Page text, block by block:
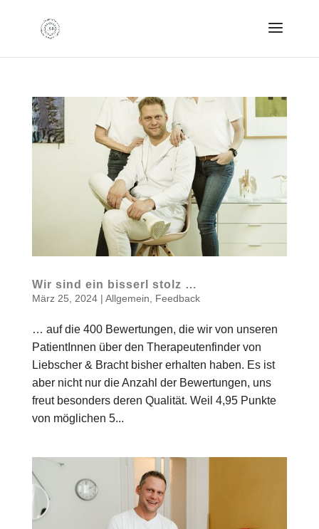
Wir sind ein bisserl stolz …
März 25, 2024| Allgemein Feedback
… auf die 400 Bewertungen, die wir von unseren
PatientInnen über den Therapeutenfinder von
Liebscher & Bracht bisher erhalten haben. Es ist
aber nicht nur die Anzahl der Bewertungen, uns
freut besonders deren Qualität. Weil 4,95 Punkte
von möglichen 5...